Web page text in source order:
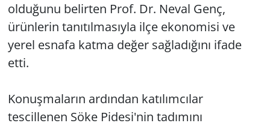
olduğunu belirten Prof. Dr. Neval Genç,
ürünlerin tanıtılmasıyla ilçe ekonomisi ve
yerel esnafa katma değer sağladığını ifade
etti.
Konuşmaların ardından katılımcılar
tescillenen Söke Pidesi'nin tadımını